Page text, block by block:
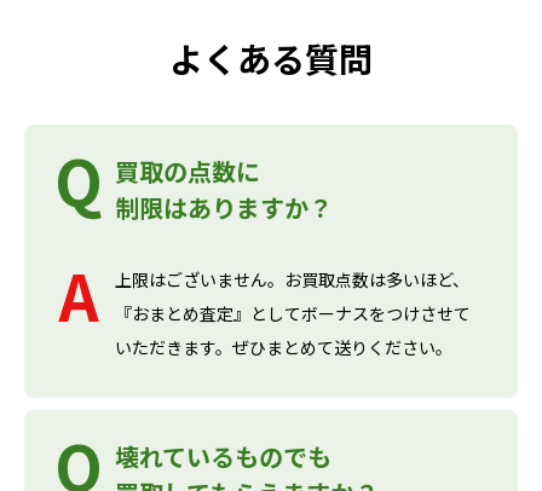
よくある質問
買取の点数に
制限はありますか？
上限はございません。お買取点数は多いほど、
『おまとめ査定』としてボーナスをつけさせて
いただきます。ぜひまとめて送りください。
壊れているものでも